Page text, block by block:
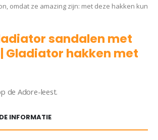
omdat ze amazing zijn: met deze hakken kun
sandalen met
Gladiator hakken met
de Adore-leest.
INFORMATIE